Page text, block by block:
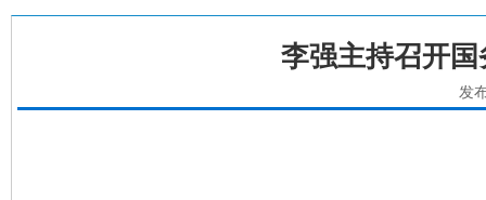
李强主持召开
发